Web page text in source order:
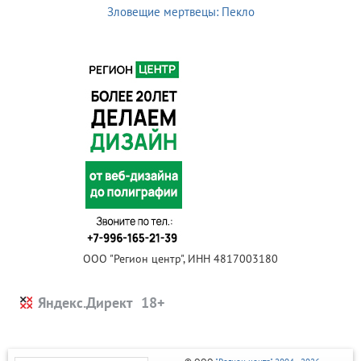
Зловещие мертвецы: Пекло
ООО "Регион центр", ИНН 4817003180
Яндекс.Директ